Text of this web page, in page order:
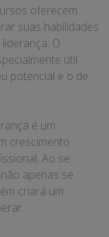
oferecem
suas habilidades
O
útil
potencial e o de
é um
crescimento
Ao se
apenas se
criará um